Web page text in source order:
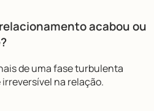
acabou ou
de uma fase turbulenta
na relação.